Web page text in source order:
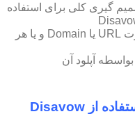
گیری کلی برای استفاده
تهیه لیست لینک های اسپم بصورت URL یا Domain و یا هر
آپلود آن
قدم صفر!!! استفاده یا عدم استفاده از Disavow